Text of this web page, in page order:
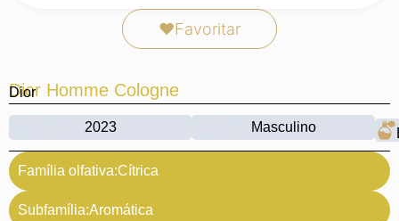
❤Favoritar
Dior Homme Cologne
Dior
2023 Masculino
Família olfativa:Cítrica
Subfamília:Aromática